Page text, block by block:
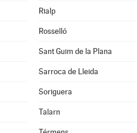
Rialp
Rosselló
Sant Guim de la Plana
Sarroca de Lleida
Soriguera
Talarn